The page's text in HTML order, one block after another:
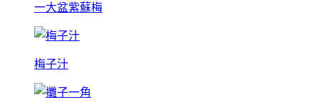
一大盆紫蘇梅
梅子汁